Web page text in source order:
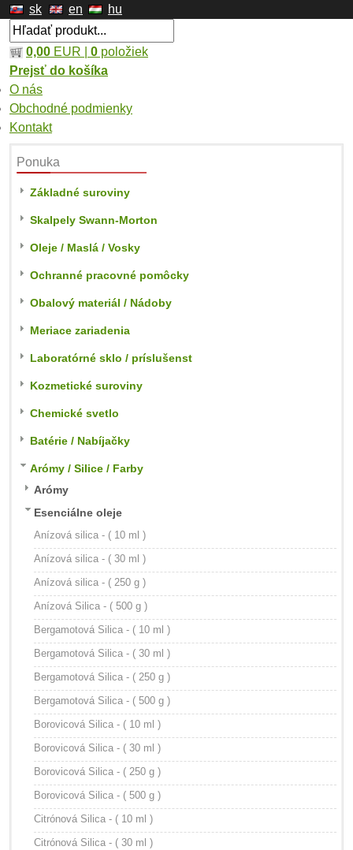
sk en hu
0,00 EUR | 0 položiek
Prejsť do košíka
O nás
Obchodné podmienky
Kontakt
Ponuka
Základné suroviny
Skalpely Swann-Morton
Oleje / Maslá / Vosky
Ochranné pracovné pomôcky
Obalový materiál / Nádoby
Meriace zariadenia
Laboratórné sklo / príslušenst
Kozmetické suroviny
Chemické svetlo
Batérie / Nabíjačky
Arómy / Silice / Farby
Arómy
Esenciálne oleje
Anízová silica - ( 10 ml )
Anízová silica - ( 30 ml )
Anízová silica - ( 250 g )
Anízová Silica - ( 500 g )
Bergamotová Silica - ( 10 ml )
Bergamotová Silica - ( 30 ml )
Bergamotová Silica - ( 250 g )
Bergamotová Silica - ( 500 g )
Borovicová Silica - ( 10 ml )
Borovicová Silica - ( 30 ml )
Borovicová Silica - ( 250 g )
Borovicová Silica - ( 500 g )
Citrónová Silica - ( 10 ml )
Citrónová Silica - ( 30 ml )